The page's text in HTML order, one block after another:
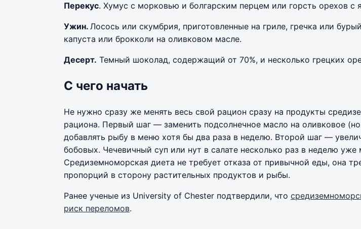
Перекус. Хумус с морковью и болгарским перцем или горсть орехов с
Ужин. Лосось или скумбрия, приготовленные на гриле, гречка или
капуста или брокколи на оливковом масле.
Десерт. Темный шоколад, содержащий от 70%, и несколько грецких
С чего начать
Не нужно сразу же менять весь свой рацион сразу на продукты
рациона. Первый шаг — заменить подсолнечное масло на оливковое
добавлять рыбу в меню хотя бы два раза в неделю. Второй шаг —
бобовых. Чечевичный суп или нут в салате несколько раз в неделю уже
Средиземноморская диета не требует отказа от привычной еды, она
пропорций в сторону растительных продуктов и рыбы.
Ранее ученые из University of Chester подтвердили, что
риск переломов.